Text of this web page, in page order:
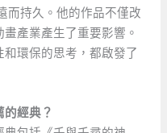
而持久。他的作品不僅改
產業產生了重要影響。
環保的思考，都啟發了
的經典？